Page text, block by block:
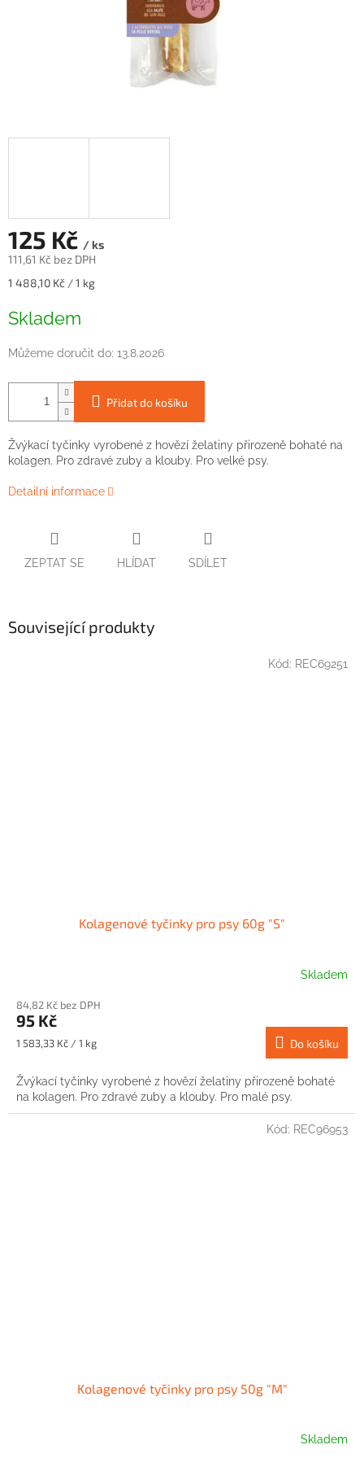
125 Kč / ks
111,61 Kč bez DPH
Měrná
1 488,10 Kč / 1 kg
Skladem
Můžeme doručit do: 13.8.2026
Přidat do košíku
Žvýkací tyčinky vyrobené z hovězí želatiny přirozeně bohaté na
kolagen. Pro zdravé zuby a klouby. Pro velké psy.
Detailní informace
ZEPTAT SE HLÍDAT SDÍLET
Související produkty
Kolagenové tyčinky pro psy 60g "S"
Skladem
84,82 Kč bez DPH
95 Kč
Měrná
1 583,33 Kč / 1 kg Do košíku
Žvýkací tyčinky vyrobené z hovězí želatiny přirozeně bohaté
na kolagen. Pro zdravé zuby a klouby. Pro malé psy.
Kód: REC69251
Kolagenové tyčinky pro psy 50g "M"
Skladem
Kód: REC96953